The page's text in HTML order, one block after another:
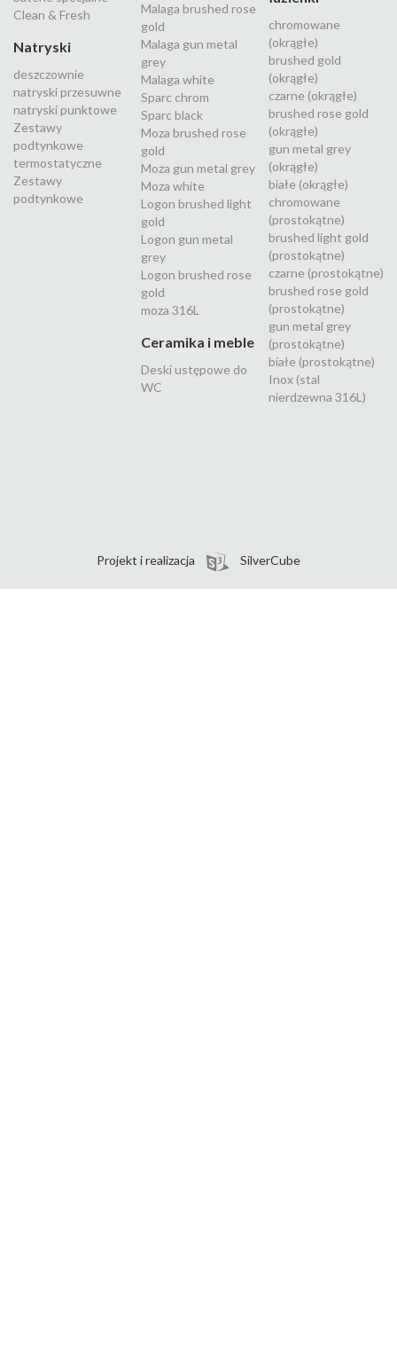
Clean & Fresh
Natryski
deszczownie
natryski przesuwne
natryski punktowe
Zestawy
podtynkowe
termostatyczne
Zestawy
podtynkowe
Malaga brushed rose
gold
Malaga gun metal
grey
Malaga white
Sparc chrom
Sparc black
Moza brushed rose
gold
Moza gun metal grey
Moza white
Logon brushed light
gold
Logon gun metal
grey
Logon brushed rose
gold
moza 316L
Ceramika i meble
Deski ustępowe do
WC
chromowane
(okrągłe)
brushed gold
(okrągłe)
czarne (okrągłe)
brushed rose gold
(okrągłe)
gun metal grey
(okrągłe)
białe (okrągłe)
chromowane
(prostokątne)
brushed light gold
(prostokątne)
czarne (prostokątne)
brushed rose gold
(prostokątne)
gun metal grey
(prostokątne)
białe (prostokątne)
Inox (stal
nierdzewna 316L)
Projekt i realizacja SilverCube